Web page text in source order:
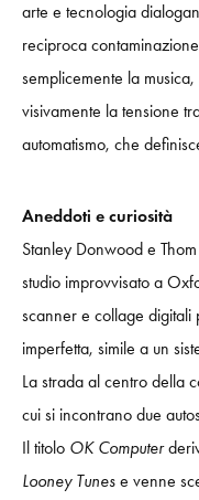
arte e tecnologia
reciproca
semplicemente la
visivamente la tensione
automatismo, che
Aneddoti e curiosità
Stanley Donwood e
studio improvvisato a
scanner e collage digitali
imperfetta, simile a un
La strada al centro della
cui si incontrano due
Il titolo OK Computer
Looney Tunes e venne